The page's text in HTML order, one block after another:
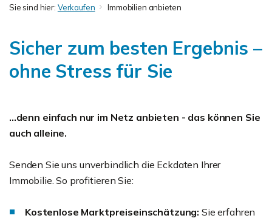
Sie sind hier: Verkaufen Immobilien anbieten
Sicher zum besten Ergebnis –
ohne Stress für Sie
...denn einfach nur im Netz anbieten - das können Sie
auch alleine.
Senden Sie uns unverbindlich die Eckdaten Ihrer
Immobilie. So profitieren Sie:
Kostenlose Marktpreiseinschätzung: Sie erfahren